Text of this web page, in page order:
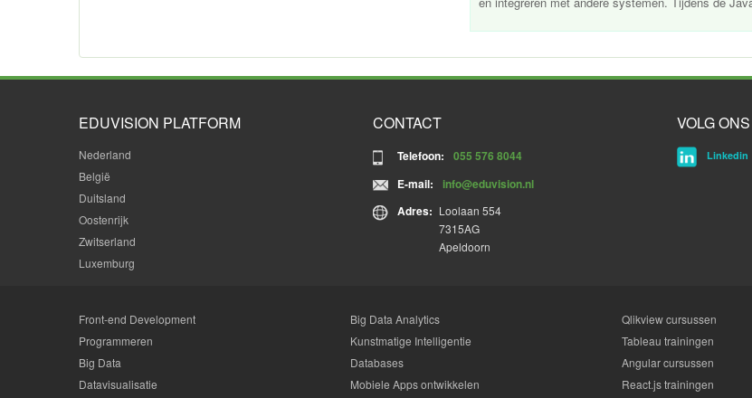
EDUVISION PLATFORM
Nederland
België
Duitsland
Oostenrijk
Zwitserland
Luxemburg
CONTACT
Telefoon:
055 576 8044
E-mail:
info@eduvision.nl
Adres: Loolaan 554
7315AG
Apeldoorn
VOLG
Linkedin
Front-end Development
Programmeren
Big Data
Datavisualisatie
Big Data Analytics
Kunstmatige Intelligentie
Databases
Mobiele Apps ontwikkelen
Qlikview cursussen
Tableau trainingen
Angular cursussen
React.js trainingen